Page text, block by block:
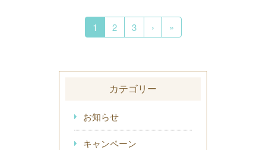
1 2 3 › »
カテゴリー
お知らせ
キャンペーン